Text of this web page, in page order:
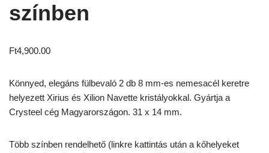
színben
Ft4,900.00
Könnyed, elegáns fülbevaló 2 db 8 mm-es nemesacél keretre
helyezett Xirius és Xilion Navette kristályokkal. Gyártja a
Crysteel cég Magyarországon. 31 x 14 mm.
Több színben rendelhető (linkre kattintás után a kőhelyeket